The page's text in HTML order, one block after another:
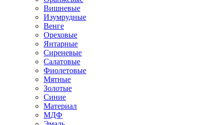
Вишневые
Изумрудные
Венге
Ореховые
Янтарные
Сиреневые
Салатовые
Фиолетовые
Мятные
Золотые
Синие
Материал
МДФ